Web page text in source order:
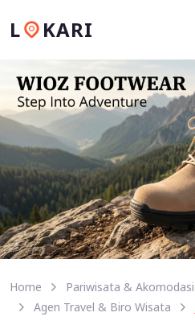
L KARI
Home
Pariwisata & Akomodasi
Agen Travel & Biro Wisata